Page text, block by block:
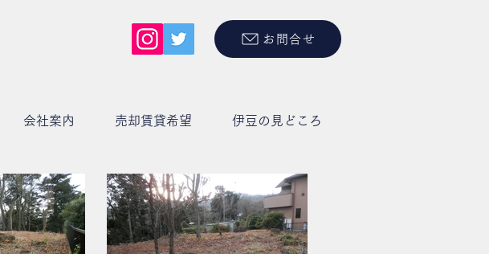
お問合せ
会社案内 売却賃貸希望 伊豆の見どころ